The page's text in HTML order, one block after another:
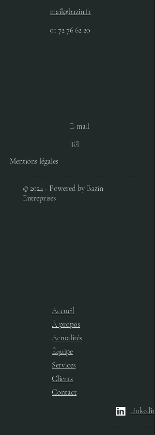
mail@bazin.fr
01 72 76 62 20
E-mail
Tél
Mentions légales
© 2024 - Powered by Bazin
Entreprises
Accueil
À propos
Actualités
Équipe
Services​
Clients
Contact
Linkedin